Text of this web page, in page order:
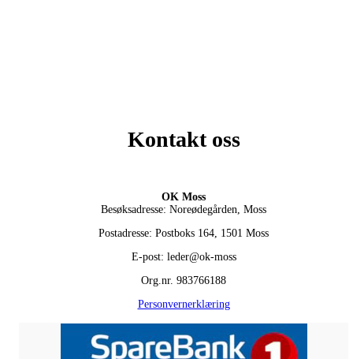
Kontakt oss
OK Moss
Besøksadresse: Noreødegården, Moss
Postadresse: Postboks 164, 1501 Moss
E-post: leder@ok-moss
Org.nr. 983766188
Personvernerklæring